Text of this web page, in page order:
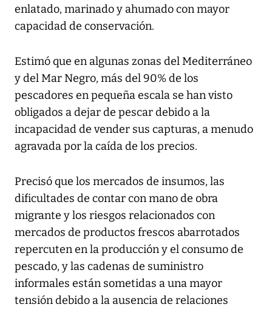
enlatado, marinado y ahumado con mayor
capacidad de conservación.
Estimó que en algunas zonas del Mediterráneo
y del Mar Negro, más del 90% de los
pescadores en pequeña escala se han visto
obligados a dejar de pescar debido a la
incapacidad de vender sus capturas, a menudo
agravada por la caída de los precios.
Precisó que los mercados de insumos, las
dificultades de contar con mano de obra
migrante y los riesgos relacionados con
mercados de productos frescos abarrotados
repercuten en la producción y el consumo de
pescado, y las cadenas de suministro
informales están sometidas a una mayor
tensión debido a la ausencia de relaciones